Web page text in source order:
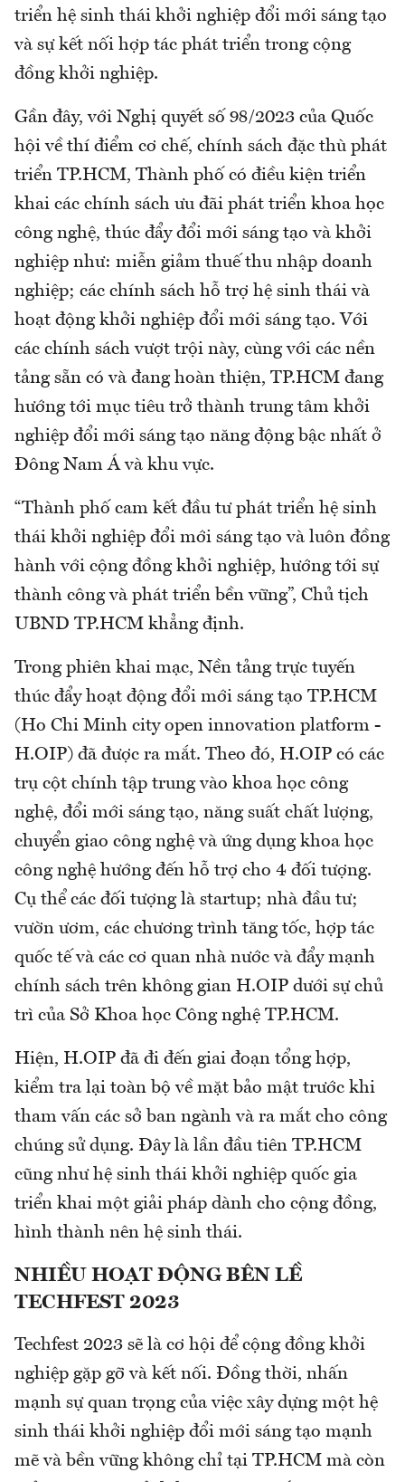
triển hệ sinh thái khởi nghiệp đổi mới sáng tạo
và sự kết nối hợp tác phát triển trong cộng
đồng khởi nghiệp.
Gần đây, với Nghị quyết số 98/2023 của Quốc
hội về thí điểm cơ chế, chính sách đặc thù phát
triển TP.HCM, Thành phố có điều kiện triển
khai các chính sách ưu đãi phát triển khoa học
công nghệ, thúc đẩy đổi mới sáng tạo và khởi
nghiệp như: miễn giảm thuế thu nhập doanh
nghiệp; các chính sách hỗ trợ hệ sinh thái và
hoạt động khởi nghiệp đổi mới sáng tạo. Với
các chính sách vượt trội này, cùng với các nền
tảng sẵn có và đang hoàn thiện, TP.HCM đang
hướng tới mục tiêu trở thành trung tâm khởi
nghiệp đổi mới sáng tạo năng động bậc nhất ở
Đông Nam Á và khu vực.
“Thành phố cam kết đầu tư phát triển hệ sinh
thái khởi nghiệp đổi mới sáng tạo và luôn đồng
hành với cộng đồng khởi nghiệp, hướng tới sự
thành công và phát triển bền vững”, Chủ tịch
UBND TP.HCM khẳng định.
Trong phiên khai mạc, Nền tảng trực tuyến
thúc đẩy hoạt động đổi mới sáng tạo TP.HCM
(Ho Chi Minh city open innovation platform -
H.OIP) đã được ra mắt. Theo đó, H.OIP có các
trụ cột chính tập trung vào khoa học công
nghệ, đổi mới sáng tạo, năng suất chất lượng,
chuyển giao công nghệ và ứng dụng khoa học
công nghệ hướng đến hỗ trợ cho 4 đối tượng.
Cụ thể các đối tượng là startup; nhà đầu tư;
vườn ươm, các chương trình tăng tốc, hợp tác
quốc tế và các cơ quan nhà nước và đẩy mạnh
chính sách trên không gian H.OIP dưới sự chủ
trì của Sở Khoa học Công nghệ TP.HCM.
Hiện, H.OIP đã đi đến giai đoạn tổng hợp,
kiểm tra lại toàn bộ về mặt bảo mật trước khi
tham vấn các sở ban ngành và ra mắt cho công
chúng sử dụng. Đây là lần đầu tiên TP.HCM
cũng như hệ sinh thái khởi nghiệp quốc gia
triển khai một giải pháp dành cho cộng đồng,
hình thành nên hệ sinh thái.
NHIỀU HOẠT ĐỘNG BÊN LỀ
TECHFEST 2023
Techfest 2023 sẽ là cơ hội để cộng đồng khởi
nghiệp gặp gỡ và kết nối. Đồng thời, nhấn
mạnh sự quan trọng của việc xây dựng một hệ
sinh thái khởi nghiệp đổi mới sáng tạo mạnh
mẽ và bền vững không chỉ tại TP.HCM mà còn